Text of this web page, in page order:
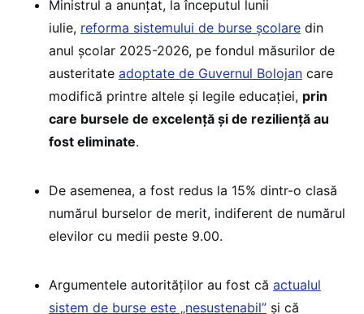
Ministrul a anunțat, la începutul lunii
iulie, reforma sistemului de burse școlare din
anul școlar 2025-2026, pe fondul măsurilor de
austeritate adoptate de Guvernul Bolojan care
modifică printre altele și legile educației, prin
care bursele de excelență și de reziliență au
fost eliminate.
De asemenea, a fost redus la 15% dintr-o clasă
numărul burselor de merit, indiferent de numărul
elevilor cu medii peste 9.00.
Argumentele autorităților au fost că actualul
sistem de burse este „nesustenabil” și că